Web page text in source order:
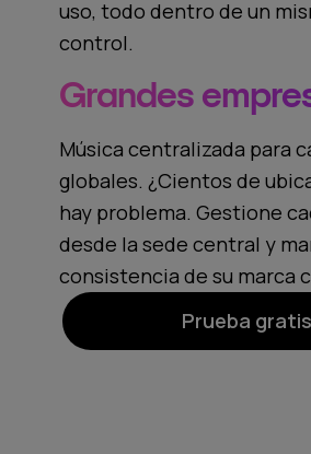
uso, todo dentro de un
control.
Grandes
Música centralizada para
globales. ¿Cientos de
hay problema. Gestione
desde la sede central y
consistencia de su marca
Prueba gratis